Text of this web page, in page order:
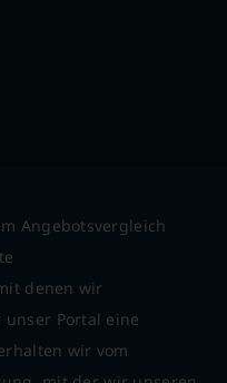
Angebotsvergleich
denen wir
Portal eine
wir vom